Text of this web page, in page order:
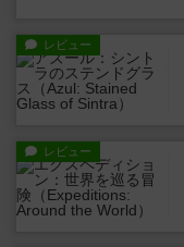
レビュー
レビュー